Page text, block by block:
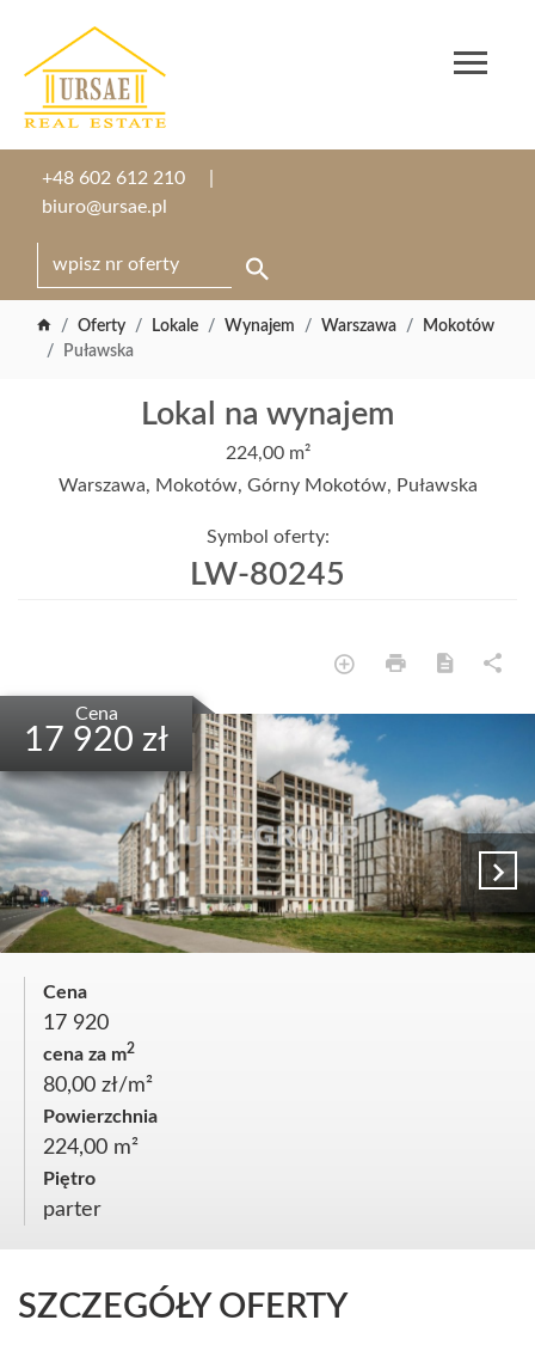
+48 602 612 210
biuro@ursae.pl
Oferty Lokale Wynajem Warszawa
Mokotów
Puławska
Lokal na wynajem
224,00 m²
Warszawa, Mokotów, Górny Mokotów, Puławska
Symbol oferty:
LW-80245
Cena
17 920 zł
Cena
17 920
cena za m2
80,00 zł/m²
Powierzchnia
224,00 m²
Piętro
parter
SZCZEGÓŁY OFERTY